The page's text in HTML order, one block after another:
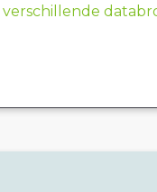
verschillende